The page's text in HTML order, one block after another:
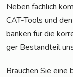
Neben fach­lich
CAT-Tools und
ban­ken für die
ger Bestand­teil
Brau­chen Sie